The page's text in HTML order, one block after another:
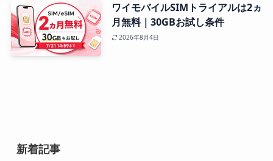
ワイモバイルSIMトライアルは2ヵ
月無料｜30GBお試し条件
2026年8月4日
新着記事